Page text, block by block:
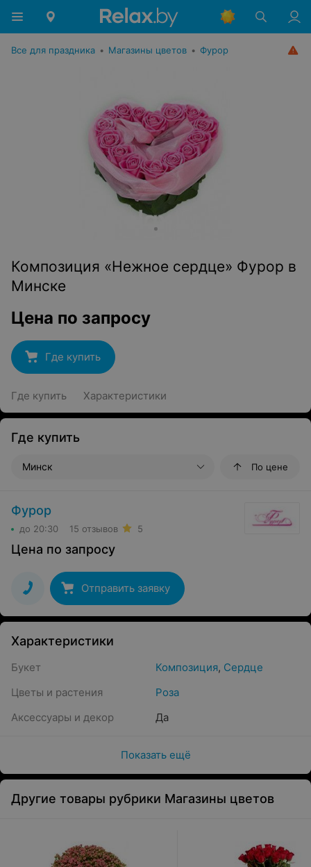
Все для праздника • Магазины цветов • Фурор
Композиция «Нежное сердце» Фурор в
Минске
Цена по запросу
Где купить
Где купить Характеристики
Где купить
Минск По цене
Фурор
до 20:30 15 отзывов 5
Цена по запросу
Отправить заявку
Характеристики
Букет Композиция, Сердце
Цветы и растения
Роза
Аксессуары и декор
Да
Показать ещё
Другие товары рубрики Магазины цветов